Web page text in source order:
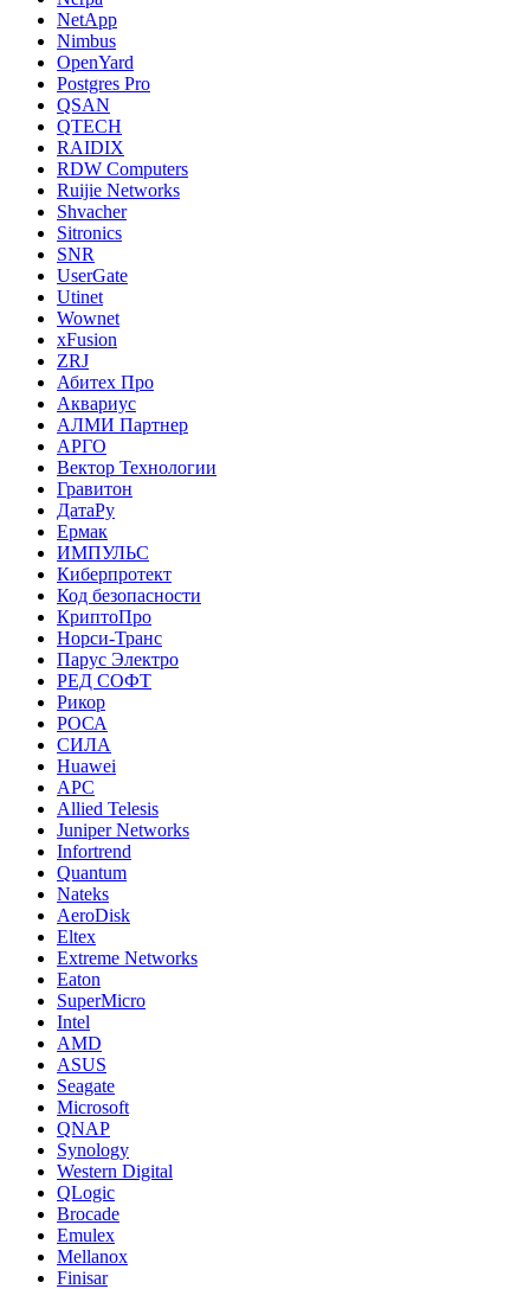
NetApp
Nimbus
OpenYard
Postgres Pro
QSAN
QTECH
RAIDIX
RDW Computers
Ruijie Networks
Shvacher
Sitronics
SNR
UserGate
Utinet
Wownet
xFusion
ZRJ
Абитех Про
Аквариус
АЛМИ Партнер
АРГО
Вектор Технологии
Гравитон
ДатаРу
Ермак
ИМПУЛЬС
Киберпротект
Код безопасности
КриптоПро
Норси-Транс
Парус Электро
РЕД СОФТ
Рикор
РОСА
СИЛА
Huawei
APC
Allied Telesis
Juniper Networks
Infortrend
Quantum
Nateks
AeroDisk
Eltex
Extreme Networks
Eaton
SuperMicro
Intel
AMD
ASUS
Seagate
Microsoft
QNAP
Synology
Western Digital
QLogic
Brocade
Emulex
Mellanox
Finisar